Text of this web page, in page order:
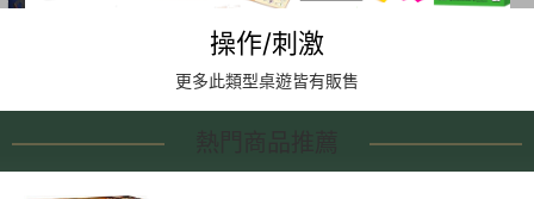
默契考驗
更多此類型桌遊皆有販售